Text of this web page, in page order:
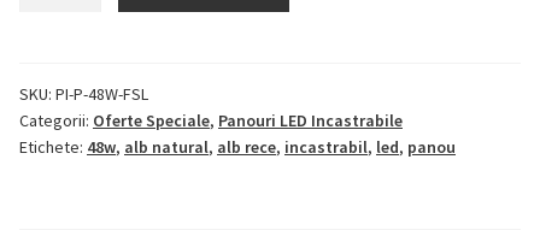
220V
60x60
Incastrabil
SKU: PI-P-48W-FSL
Categorii: Oferte Speciale, Panouri LED Incastrabile
Etichete: 48w, alb natural, alb rece, incastrabil, led, panou